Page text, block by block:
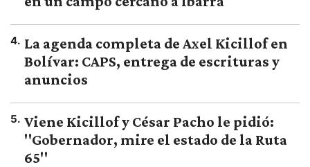
4. La agenda completa de Axel Kicillof en
Bolívar: CAPS, entrega de escrituras y
anuncios
5. Viene Kicillof y César Pacho le pidió:
"Gobernador, mire el estado de la Ruta
65"